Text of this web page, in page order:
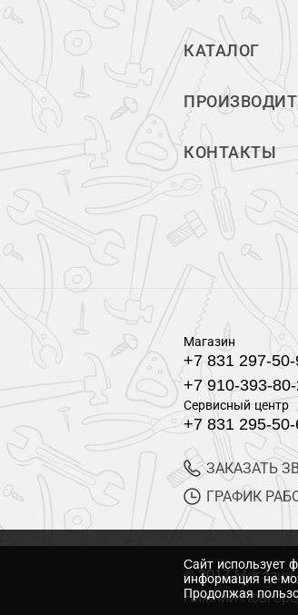
КАТАЛОГ
КОНТАКТЫ
Магазин
+7 831 297-
+7 910-393-
Сервисный центр
+7 831 295-
ЗАКАЗАТЬ
ГРАФИК
© 2017 Магазин
Нижний
Cайт использует
информация не
Продолжая